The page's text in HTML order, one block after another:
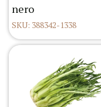
nero
SKU: 388342-1338